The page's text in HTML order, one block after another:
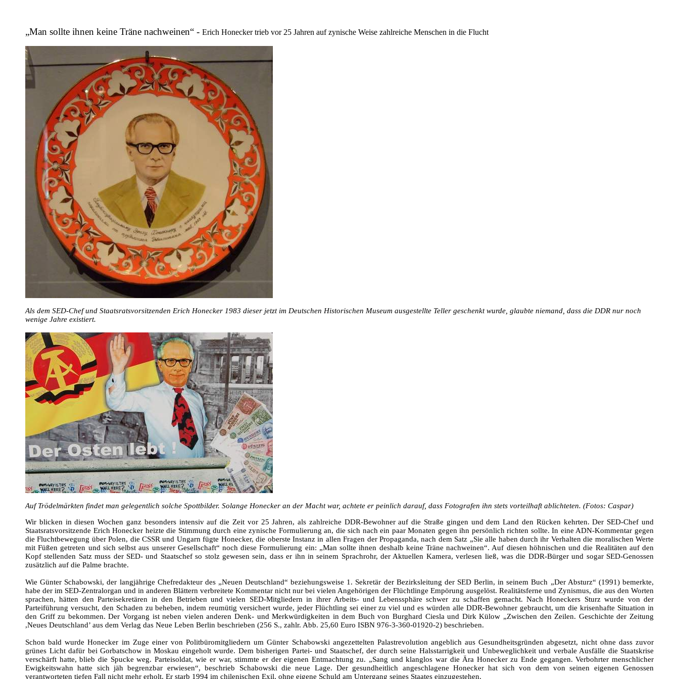
„Man sollte ihnen keine Träne nachweinen“ - Erich Honecker trieb vor 25 Jahren auf zynische Weise zahlreiche Menschen in die Flucht
Als dem SED-Chef und Staatsratsvorsitzenden Erich Honecker 1983 dieser jetzt im Deutschen Historischen Museum ausgestellte Teller geschenkt wurde, glaubte niemand, dass die DDR nur noch
wenige Jahre existiert.
Auf Trödelmärkten findet man gelegentlich solche Spottbilder. Solange Honecker an der Macht war, achtete er peinlich darauf, dass Fotografen ihn stets vorteilhaft ablichteten. (Fotos: Caspar)
Wir blicken in diesen Wochen ganz besonders intensiv auf die Zeit vor 25 Jahren, als zahlreiche DDR-Bewohner auf die Straße gingen und dem Land den Rücken kehrten. Der SED-Chef und
Staatsratsvorsitzende Erich Honecker heizte die Stimmung durch eine zynische Formulierung an, die sich nach ein paar Monaten gegen ihn persönlich richten sollte. In eine ADN-Kommentar gegen
die Fluchtbewegung über Polen, die CSSR und Ungarn fügte Honecker, die oberste Instanz in allen Fragen der Propaganda, nach dem Satz „Sie alle haben durch ihr Verhalten die moralischen Werte
mit Füßen getreten und sich selbst aus unserer Gesellschaft“ noch diese Formulierung ein: „Man sollte ihnen deshalb keine Träne nachweinen“. Auf diesen höhnischen und die Realitäten auf den
Kopf stellenden Satz muss der SED- und Staatschef so stolz gewesen sein, dass er ihn in seinem Sprachrohr, der Aktuellen Kamera, verlesen ließ, was die DDR-Bürger und sogar SED-Genossen
zusätzlich auf die Palme brachte.
Wie Günter Schabowski, der langjährige Chefredakteur des „Neuen Deutschland“ beziehungsweise 1. Sekretär der Bezirksleitung der SED Berlin, in seinem Buch „Der Absturz“ (1991) bemerkte,
habe der im SED-Zentralorgan und in anderen Blättern verbreitete Kommentar nicht nur bei vielen Angehörigen der Flüchtlinge Empörung ausgelöst. Realitätsferne und Zynismus, die aus den Worten
sprachen, hätten den Parteisekretären in den Betrieben und vielen SED-Mitgliedern in ihrer Arbeits- und Lebenssphäre schwer zu schaffen gemacht. Nach Honeckers Sturz wurde von der
Parteiführung versucht, den Schaden zu beheben, indem reumütig versichert wurde, jeder Flüchtling sei einer zu viel und es würden alle DDR-Bewohner gebraucht, um die krisenhafte Situation in
den Griff zu bekommen. Der Vorgang ist neben vielen anderen Denk- und Merkwürdigkeiten in dem Buch von Burghard Ciesla und Dirk Külow „Zwischen den Zeilen. Geschichte der Zeitung
,Neues Deutschland’ aus dem Verlag das Neue Leben Berlin beschrieben (256 S., zahlr. Abb. 25,60 Euro ISBN 976-3-360-01920-2) beschrieben.
Schon bald wurde Honecker im Zuge einer von Politbüromitgliedern um Günter Schabowski angezettelten Palastrevolution angeblich aus Gesundheitsgründen abgesetzt, nicht ohne dass zuvor
grünes Licht dafür bei Gorbatschow in Moskau eingeholt wurde. Dem bisherigen Partei- und Staatschef, der durch seine Halsstarrigkeit und Unbeweglichkeit und verbale Ausfälle die Staatskrise
verschärft hatte, blieb die Spucke weg. Parteisoldat, wie er war, stimmte er der eigenen Entmachtung zu. „Sang und klanglos war die Ära Honecker zu Ende gegangen. Verbohrter menschlicher
Ewigkeitswahn hatte sich jäh begrenzbar erwiesen“, beschrieb Schabowski die neue Lage. Der gesundheitlich angeschlagene Honecker hat sich von dem von seinen eigenen Genossen
verantworteten tiefen Fall nicht mehr erholt. Er starb 1994 im chilenischen Exil, ohne eigene Schuld am Untergang seines Staates einzugestehen.